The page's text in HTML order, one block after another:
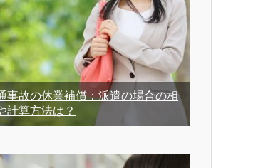
事故の休業補償：派遣の場合の相
計算方法は？